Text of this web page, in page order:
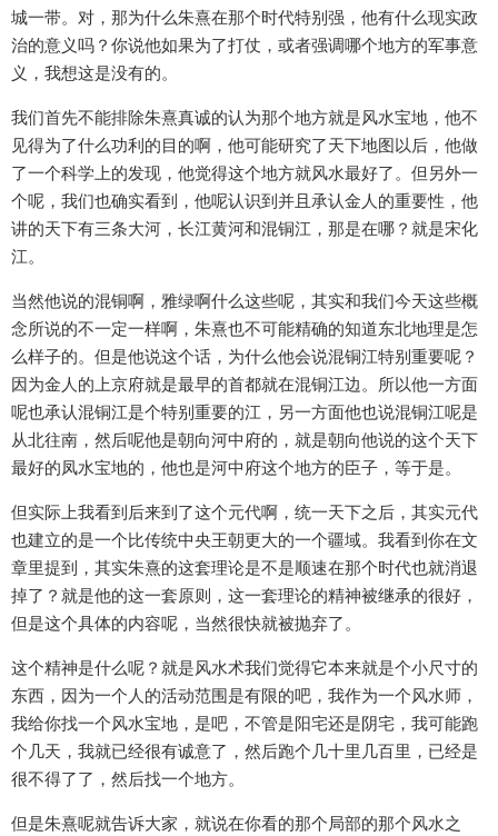
城一带。对，那为什么朱熹在那个时代特别强，他有什么现实政
治的意义吗？你说他如果为了打仗，或者强调哪个地方的军事意
义，我想这是没有的。
我们首先不能排除朱熹真诚的认为那个地方就是风水宝地，他不
见得为了什么功利的目的啊，他可能研究了天下地图以后，他做
了一个科学上的发现，他觉得这个地方就风水最好了。但另外一
个呢，我们也确实看到，他呢认识到并且承认金人的重要性，他
讲的天下有三条大河，长江黄河和混铜江，那是在哪？就是宋化
江。
当然他说的混铜啊，雅绿啊什么这些呢，其实和我们今天这些概
念所说的不一定一样啊，朱熹也不可能精确的知道东北地理是怎
么样子的。但是他说这个话，为什么他会说混铜江特别重要呢？
因为金人的上京府就是最早的首都就在混铜江边。所以他一方面
呢也承认混铜江是个特别重要的江，另一方面他也说混铜江呢是
从北往南，然后呢他是朝向河中府的，就是朝向他说的这个天下
最好的凤水宝地的，他也是河中府这个地方的臣子，等于是。
但实际上我看到后来到了这个元代啊，统一天下之后，其实元代
也建立的是一个比传统中央王朝更大的一个疆域。我看到你在文
章里提到，其实朱熹的这套理论是不是顺速在那个时代也就消退
掉了？就是他的这一套原则，这一套理论的精神被继承的很好，
但是这个具体的内容呢，当然很快就被抛弃了。
这个精神是什么呢？就是风水术我们觉得它本来就是个小尺寸的
东西，因为一个人的活动范围是有限的吧，我作为一个风水师，
我给你找一个风水宝地，是吧，不管是阳宅还是阴宅，我可能跑
个几天，我就已经很有诚意了，然后跑个几十里几百里，已经是
很不得了了，然后找一个地方。
但是朱熹呢就告诉大家，就说在你看的那个局部的那个风水之